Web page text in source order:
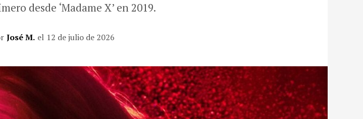
desde ‘Madame X’ en 2019.
José M. el 12 de julio de 2026